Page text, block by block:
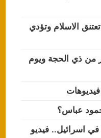
الاسلام وتؤدي
من ذي الحجة ويوم
عباس؟
اسرائيل.. فيديو